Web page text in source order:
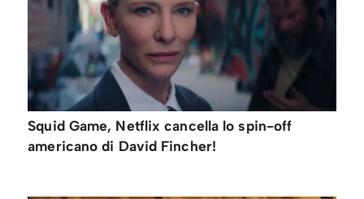
Squid Game, Netflix cancella lo spin-off
americano di David Fincher!